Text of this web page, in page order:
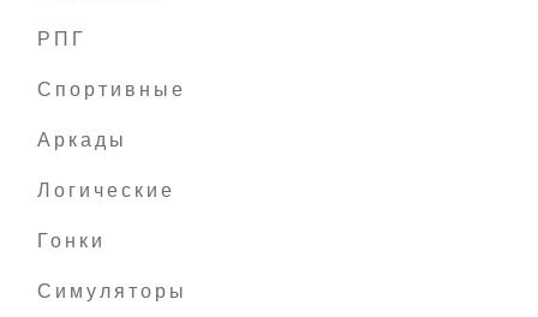
РПГ
Спортивные
Аркады
Логические
Гонки
Симуляторы